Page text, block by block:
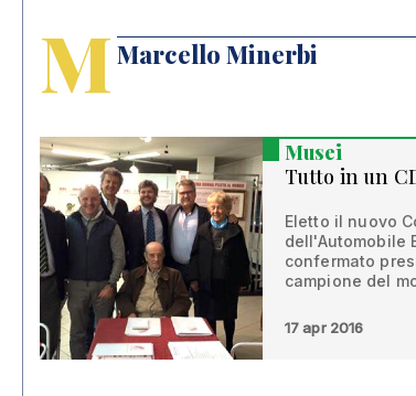
M Marcello Minerbi
Musei
Tutto in un
Eletto il nuovo
dell'Automobile
confermato
campione del
17 apr 2016